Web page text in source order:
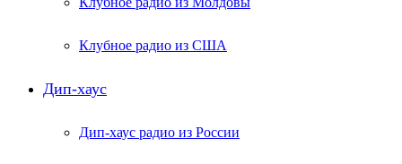
Клубное радио из США
Дип-хаус
Дип-хаус радио из России